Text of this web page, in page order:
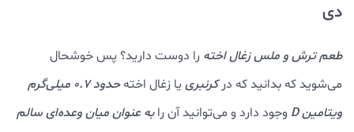
دی
طعم ترش و ملس زغال اخته را دوست دارید؟ پس خوشحال
می‌شوید که بدانید که درکرنبری یا زغال اخته
حدود ۰.۷ میلی‌گرم
ویتامین D
وجود دارد و می‌توانید آن رابه عنوان میان وعده‌ای سالم